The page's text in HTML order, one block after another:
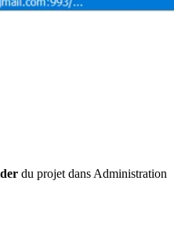
du projet dans Administration